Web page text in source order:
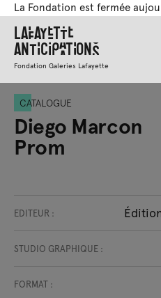
La Fondation est fermée
Lafayette
Anticipations
Fondation Galeries Lafayette
CATALOGUE
Diego Marcon
Prom
EDITEUR :
STUDIO GRAPHIQUE :
FORMAT :